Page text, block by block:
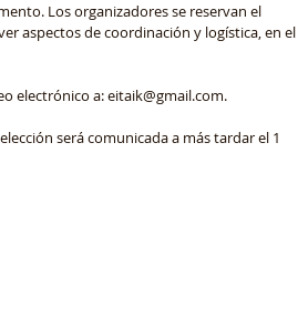
Los organizadores se reservan el
aspectos de coordinación y logística, en el
electrónico a: eitaik@gmail.com.
será comunicada a más tardar el 1